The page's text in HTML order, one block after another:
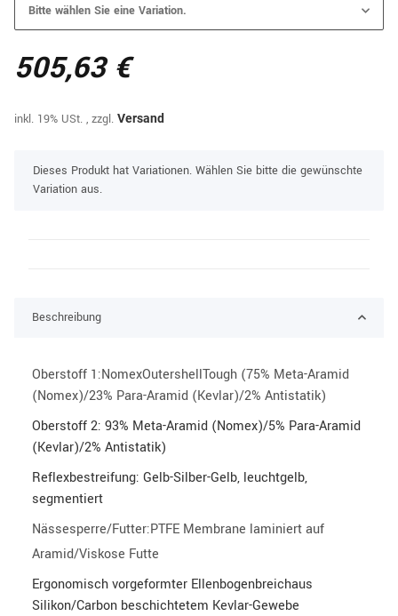
Bitte wählen Sie eine Variation.
505,63 €
inkl. 19% USt. , zzgl. Versand
xDieses Produkt hat Variationen. Wählen Sie bitte die gewünschte
Variation aus.
Beschreibung
Oberstoff 1:NomexOutershellTough (75% Meta-Aramid
(Nomex)/23% Para-Aramid (Kevlar)/2% Antistatik)
Oberstoff 2: 93% Meta-Aramid (Nomex)/5% Para-Aramid
(Kevlar)/2% Antistatik)
Reflexbestreifung: Gelb-Silber-Gelb, leuchtgelb,
segmentiert
Nässesperre/Futter:PTFE Membrane laminiert auf
Aramid/Viskose Futte
Ergonomisch vorgeformter Ellenbogenbreichaus
Silikon/Carbon beschichtetem Kevlar-Gewebe